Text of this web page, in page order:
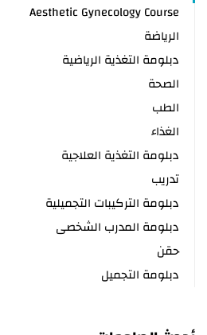
Aesthetic Gynecology Course
الرياضة
دبلومة التغذية الرياضية
الصحة
الطب
الغذاء
دبلومة التغذية العلاجية
تدريب
دبلومة التركيبات التجميلية
دبلومة المدرب الشخصى
حقن
دبلومة التجميل